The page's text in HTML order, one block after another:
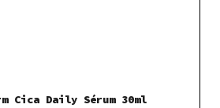
Cica Daily Sérum 30ml